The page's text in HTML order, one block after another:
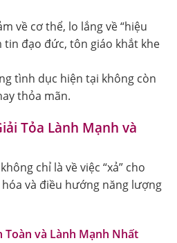
về cơ thể, lo lắng về “hiệu
tin đạo đức, tôn giáo khắt khe
tình dục hiện tại không còn
thỏa mãn.
Tỏa Lành Mạnh và
chỉ là về việc “xả” cho
và điều hướng năng lượng
Toàn và Lành Mạnh Nhất